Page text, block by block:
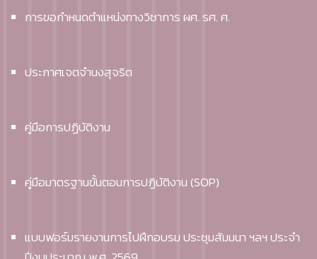
การขอกำหนดตำแหน่งทางวิชาการ ผศ. รศ. ศ.
ประกาศเจตจำนงสุจริต
คู่มือการปฏิบัติงาน
คู่มือมาตรฐานขั้นตอนการปฏิบัติงาน (SOP)
แบบฟอร์มรายงานการไปฝึกอบรม ประชุมสัมมนา ฯลฯ ประจำ